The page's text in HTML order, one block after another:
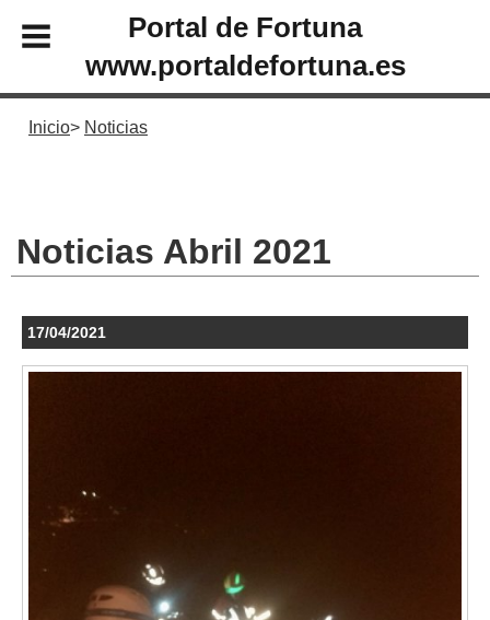
Portal de Fortuna
www.portaldefortuna.es
Inicio Noticias
Noticias Abril 2021
17/04/2021